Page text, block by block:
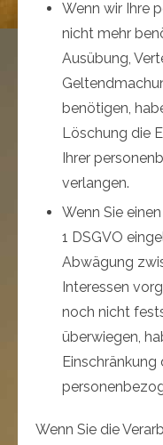
Wenn wir Ihre
nicht mehr
Ausübung,
benötigen,
Löschung die
Ihrer
verlangen.
Wenn Sie
1 DSGVO
Abwägung
Interessen
noch nicht
überwiegen,
Einschränkung
Wenn Sie die